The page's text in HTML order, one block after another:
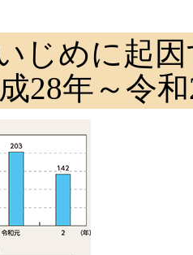
じめに起因
28年～令